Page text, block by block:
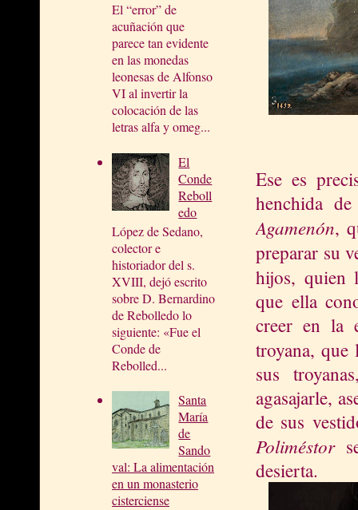
El “error” de
acuñación que
parece tan evidente
en las monedas
leonesas de Alfonso
VI al invertir la
colocación de las
letras alfa y omeg...
El
Conde
Reboll
edo
López de Sedano,
colector e
historiador del s.
XVIII, dejó escrito
sobre D. Bernardino
de Rebolledo lo
siguiente: «Fue el
Conde de
Rebolled...
Santa
María
de
Sando
val: La alimentación
en un monasterio
cisterciense
Ese es
henchida
Agamenón,
preparar su
hijos, quien
que ella
creer en la
troyana,
sus
agasajarle,
de sus
Poliméstor
desierta.